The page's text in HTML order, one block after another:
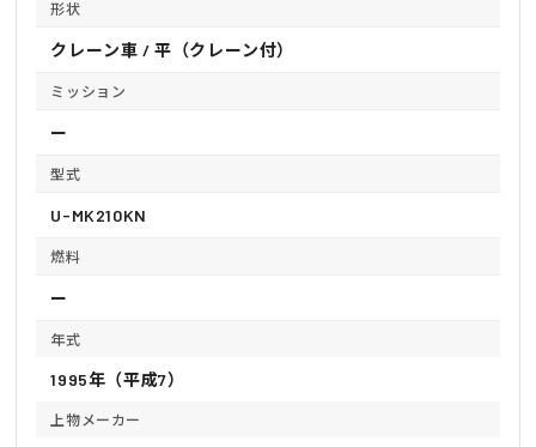
形状
クレーン車 / 平（クレーン付）
ミッション
ー
型式
U-MK210KN
燃料
ー
年式
1995年（平成7）
上物メーカー